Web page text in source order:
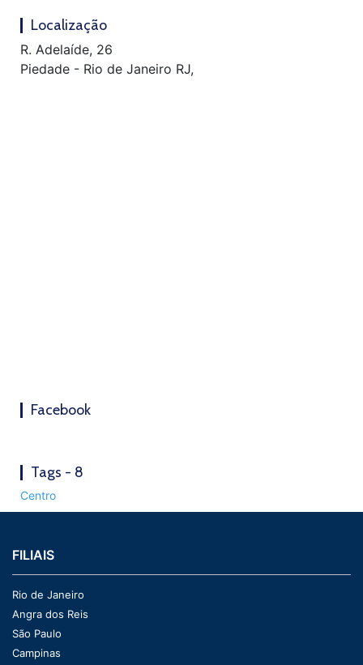
Localização
R. Adelaíde, 26
Piedade - Rio de Janeiro RJ,
Facebook
Tags - 8
Centro
FILIAIS
Rio de Janeiro
Angra dos Reis
São Paulo
Campinas